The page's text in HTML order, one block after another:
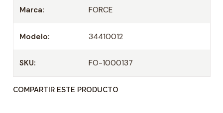
que puede aplicar con una llave hexagonal
vanadio que brinda resistencia contra la
durabilidad. Estos dados tienen una garantía
completa de por vida de Force.
Marca: FORCE
Modelo: 34410012
SKU: FO-1000137
COMPARTIR ESTE PRODUCTO